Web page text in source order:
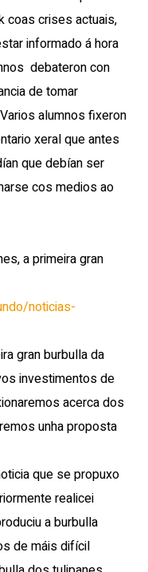
coas crises actuais,
informado á hora
debateron con
de tomar
alumnos fixeron
xeral que antes
que debían ser
cos medios ao
a primeira gran
noticias-
gran burbulla da
investimentos de
acerca dos
unha proposta
que se propuxo
realicei
a burbulla
de máis difícil